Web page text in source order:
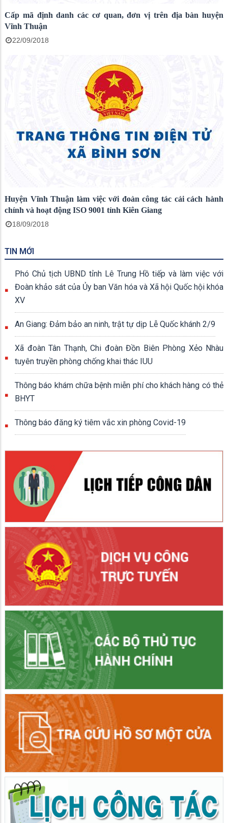
Cấp mã định danh các cơ quan, đơn vị trên địa bàn huyện
Vĩnh Thuận
22/09/2018
Huyện Vĩnh Thuận làm việc với đoàn công tác cải cách hành
chính và hoạt động ISO 9001 tỉnh Kiên Giang
18/09/2018
TIN MỚI
Phó Chủ tịch UBND tỉnh Lê Trung Hồ tiếp và làm việc với
Đoàn khảo sát của Ủy ban Văn hóa và Xã hội Quốc hội khóa
XV
An Giang: Đảm bảo an ninh, trật tự dịp Lễ Quốc khánh 2/9
Xã đoàn Tân Thạnh, Chi đoàn Đồn Biên Phòng Xẻo Nhàu
tuyên truyền phòng chống khai thác IUU
Thông báo khám chữa bệnh miễn phí cho khách hàng có thẻ
BHYT
Thông báo đăng ký tiêm vắc xin phòng Covid-19